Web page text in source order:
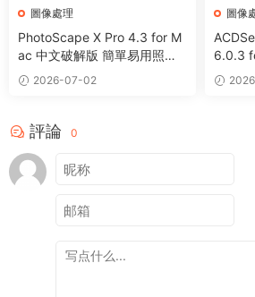
圖像處理
PhotoScape X Pro 4.3 for M
ac 中文破解版 簡單易用照片
編輯器
2026-07-02
圖像
6.0.3
處理軟
評論 0